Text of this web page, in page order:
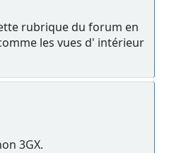
rubrique du forum en
les vues d' intérieur
3GX.